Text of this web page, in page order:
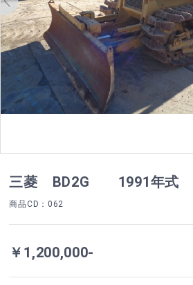
三菱 BD2G 1991年式
商品CD ：062
￥1,200,000-